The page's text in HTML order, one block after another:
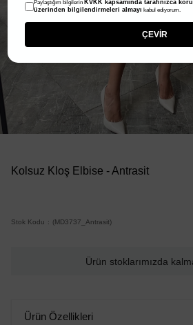
Kolsuz Kloş Elbise - Antrasit
Stok Kodu (MD3737_Antrasit)
Ürün stoklarımızda
Ürün Özellikleri
Paylaştığım bilgilerin KVKK kapsamında tarafınızca
üzerinden bilgilendirmeleri almayı kabul ediyorum.
ÇEVİR